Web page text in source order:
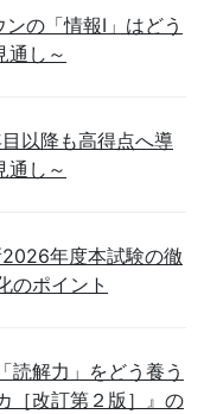
の「情報Ⅰ」はどう
通し～
以降も高得点へ導
通し～
年度本試験の徹
のポイント
読解力」をどう養う
［改訂第２版］』の